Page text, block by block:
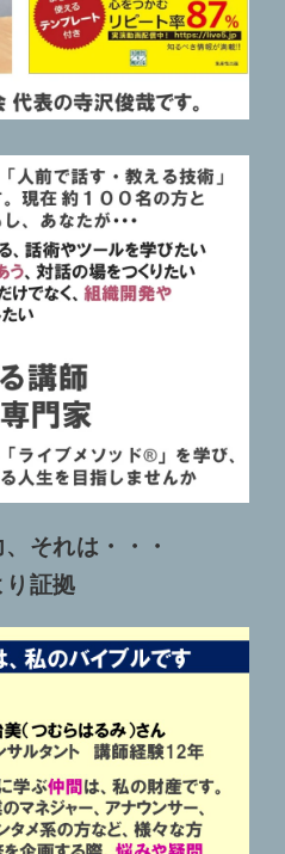
それは・・・
証拠